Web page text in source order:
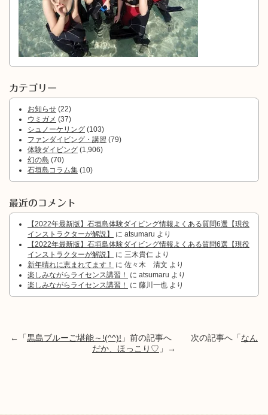
カテゴリー
お知らせ (22)
ウミガメ (37)
シュノーケリング (103)
ファンダイビング・講習 (79)
体験ダイビング (1,906)
幻の島 (70)
石垣島コラム集 (10)
最近のコメント
【2022年最新版】石垣島体験ダイビング情報よくある質問6選【現役
インストラクターが解説】
に atsumaru より
【2022年最新版】石垣島体験ダイビング情報よくある質問6選【現役
インストラクターが解説】
に 三木貴仁 より
新年晴れに恵まれてます！
に 佐々木 清文 より
楽しみながらライセンス講習！
に atsumaru より
楽しみながらライセンス講習！
に 藤川一也 より
←「黒島ブルーご堪能～!(^^)! 」前の記事へ 次の記事へ「なん
だか、ほっこり♡ 」→